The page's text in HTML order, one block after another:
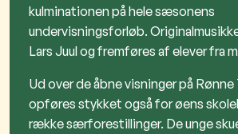
kulminationen på hele sæsonens
undervisningsforløb.
Lars Juul og fremføres af elever fra
Ud over de åbne visninger på
opføres stykket også for øens
række særforestillinger. De unge